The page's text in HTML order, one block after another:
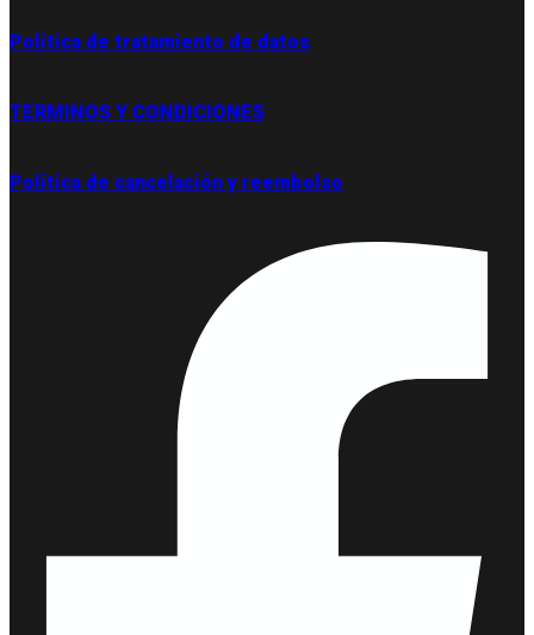
Política de tratamiento de datos
TERMINOS Y CONDICIONES
Política de cancelación y reembolso